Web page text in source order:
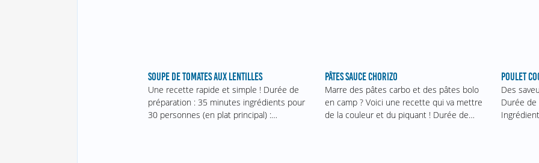
SOUPE DE TOMATES AUX LENTILLES
Une recette rapide et simple ! Durée de
préparation : 35 minutes ingrédients pour
30 personnes (en plat principal) :…
PÂTES SAUCE CHORIZO
Marre des pâtes carbo et des pâtes bolo
en camp ? Voici une recette qui va mettre
de la couleur et du piquant ! Durée de…
POULET
Des
Durée